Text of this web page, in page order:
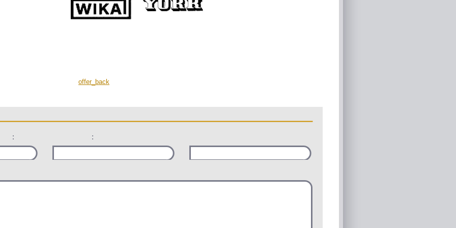
offer_back
: :